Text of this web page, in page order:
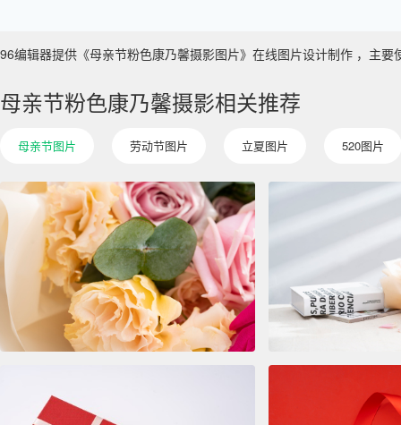
96编辑器提供《母亲节粉色康乃馨摄影图片》在线图片设计制作 ，主
母亲节粉色康乃馨摄影相关推荐
母亲节图片 劳动节图片 立夏图片 520图片